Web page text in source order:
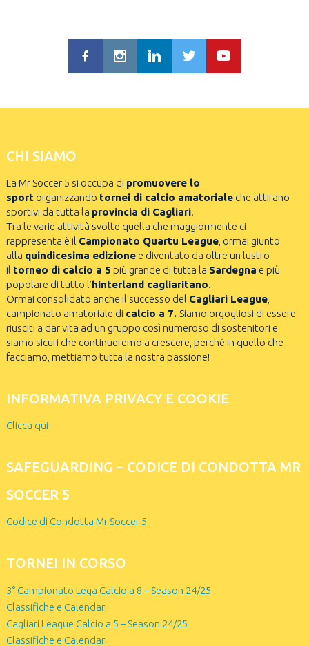
CHI SIAMO
La Mr Soccer 5 si occupa di promuovere lo
sportorganizzando tornei di calcio amatorialeche attirano
sportivi da tutta la provincia di Cagliari.
Tra le varie attività svolte quella che maggiormente ci
rappresenta è il Campionato Quartu League, ormai giunto
alla quindicesima edizionee diventato da oltre un lustro
il torneo di calcio a 5 più grande di tutta la Sardegna e più
popolare di tutto l’hinterland cagliaritano.
Ormai consolidato anche il successo del Cagliari League,
campionato amatoriale di calcio a 7. Siamo orgogliosi di essere
riusciti a dar vita ad un gruppo così numeroso di sostenitori e
siamo sicuri che continueremo a crescere, perché in quello che
facciamo, mettiamo tutta la nostra passione!
INFORMATIVA PRIVACY E COOKIE
Clicca qui
SAFEGUARDING – CODICE DI CONDOTTA MR
SOCCER 5
Codice di Condotta Mr Soccer 5
TORNEI IN CORSO
3° Campionato Lega Calcio a 8 – Season 24/25
Classifiche e Calendari
Cagliari League Calcio a 5 – Season 24/25
Classifiche e Calendari